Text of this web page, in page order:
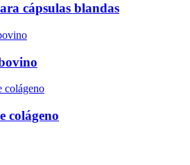
cápsulas blandas
colágeno